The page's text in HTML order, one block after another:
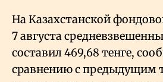
На Казахстанской
7 августа
составил 469,68 тенге,
сравнению с предыдущим